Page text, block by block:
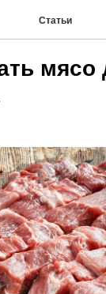
Статьи
мясо